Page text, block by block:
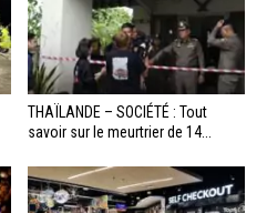
THAÏLANDE – SOCIÉTÉ : Tout
savoir sur le meurtrier de 14...